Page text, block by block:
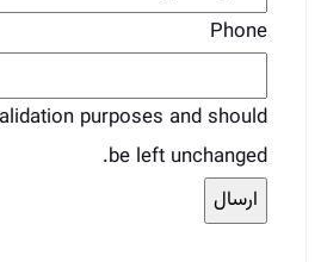
قبلیقبلی
بخونبعدی